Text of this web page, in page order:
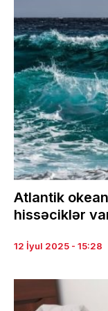
Atlantik
hissəciklər
12 İyul 2025 - 15:28